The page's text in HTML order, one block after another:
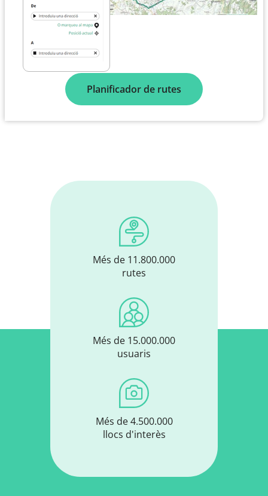
Planificador de rutes
Més de 11.800.000
rutes
Més de 15.000.000
usuaris
Més de 4.500.000
llocs d'interès